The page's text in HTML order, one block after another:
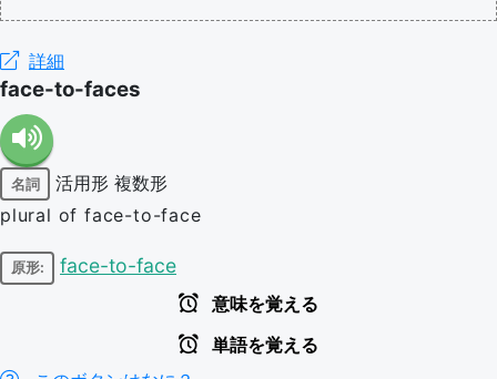
詳細
face-to-faces
名詞 活用形 複数形
plural of face-to-face
原形: face-to-face
意味を覚える
単語を覚える